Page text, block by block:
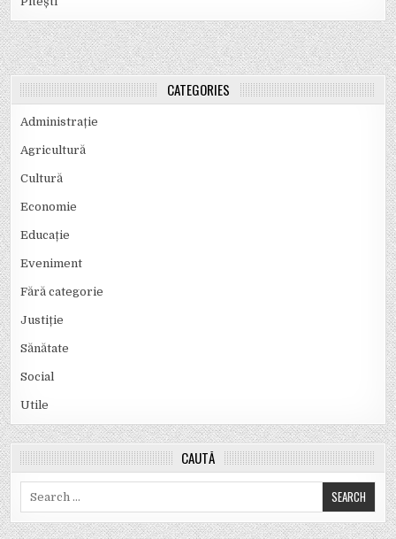
CATEGORIES
Administrație
Agricultură
Cultură
Economie
Educație
Eveniment
Fără categorie
Justiție
Sănătate
Social
Utile
CAUTĂ